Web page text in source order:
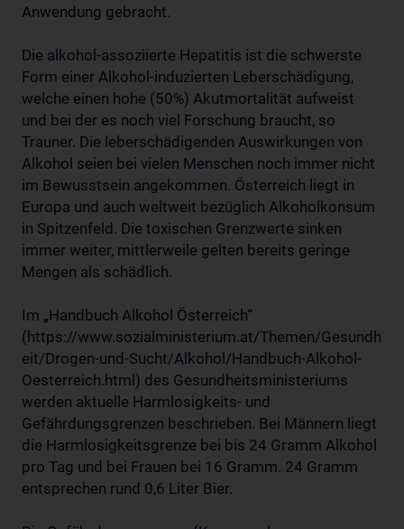
Anwendung gebracht.
Die alkohol-assoziierte Hepatitis ist die schwerste
Form einer Alkohol-induzierten Leberschädigung,
welche einen hohe (50%) Akutmortalität aufweist
und bei der es noch viel Forschung braucht, so
Trauner. Die leberschädigenden Auswirkungen von
Alkohol seien bei vielen Menschen noch immer nicht
im Bewusstsein angekommen. Österreich liegt in
Europa und auch weltweit bezüglich Alkoholkonsum
in Spitzenfeld. Die toxischen Grenzwerte sinken
immer weiter, mittlerweile gelten bereits geringe
Mengen als schädlich.
Im „Handbuch Alkohol Österreich“
(https://www.sozialministerium.at/Themen/Gesundh
eit/Drogen-und-Sucht/Alkohol/Handbuch-Alkohol-
Oesterreich.html) des Gesundheitsministeriums
werden aktuelle Harmlosigkeits- und
Gefährdungsgrenzen beschrieben. Bei Männern liegt
die Harmlosigkeitsgrenze bei bis 24 Gramm Alkohol
pro Tag und bei Frauen bei 16 Gramm. 24 Gramm
entsprechen rund 0,6 Liter Bier.